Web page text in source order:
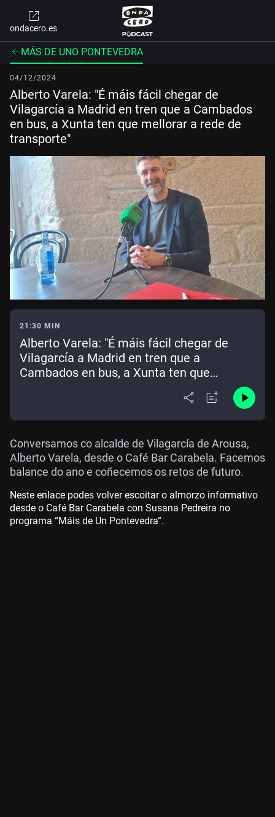
ondacero.es
MÁS DE UNO PONTEVEDRA
04/12/2024
Alberto Varela: "É máis fácil chegar de
Vilagarcía a Madrid en tren que a Cambados
en bus, a Xunta ten que mellorar a rede de
transporte"
21:30 MIN
Alberto Varela: "É máis fácil chegar de
Vilagarcía a Madrid en tren que a
Cambados en bus, a Xunta ten que
Conversamos co alcalde de Vilagarcía de Arousa,
Alberto Varela, desde o Café Bar Carabela. Facemos
balance do ano e coñecemos os retos de futuro.
Neste enlace podes volver escoitar o almorzo informativo
desde o Café Bar Carabela con Susana Pedreira no
programa “Máis de Un Pontevedra”.